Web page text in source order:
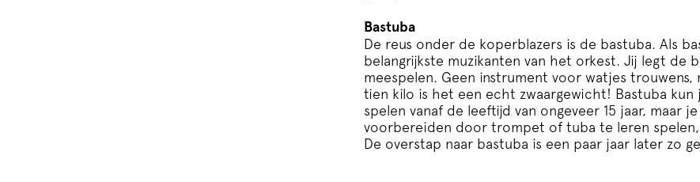
Bastuba
De reus onder de koperblazers is de bastuba. Als
belangrijkste muzikanten van het orkest. Jij legt de
meespelen. Geen instrument voor watjes trouwens,
tien kilo is het een echt zwaargewicht! Bastuba
spelen vanaf de leeftijd van ongeveer 15 jaar, maar
voorbereiden door trompet of tuba te leren spelen,
De overstap naar bastuba is een paar jaar later zo